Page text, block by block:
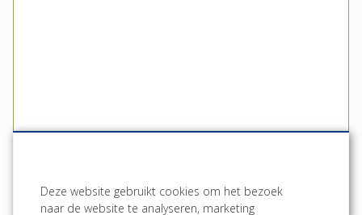
Maak een afspraak
Deze website gebruikt cookies om het bezoek
naar de website te analyseren, marketing